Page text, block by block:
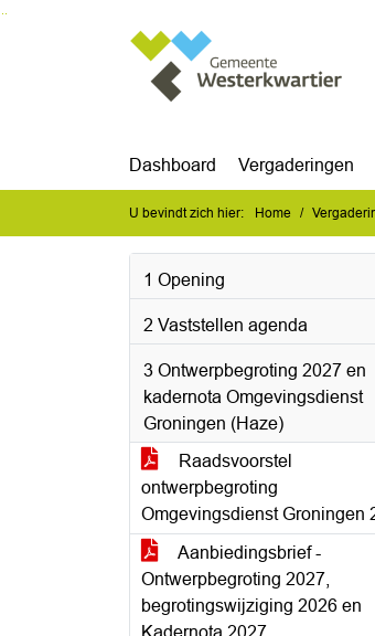
Dashboard Vergaderingen
U bevindt zich hier: Home
1 Opening
2 Vaststellen agenda
3 Ontwerpbegroting 2027 en
kadernota Omgevingsdienst
Groningen (Haze)
Raadsvoorstel
ontwerpbegroting
Omgevingsdienst Groningen
Aanbiedingsbrief -
Ontwerpbegroting 2027,
begrotingswijziging 2026 en
Kadernota 2027